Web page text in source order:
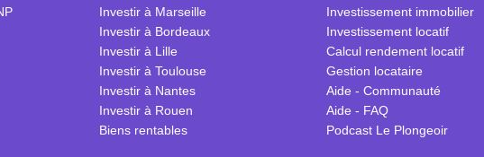
Investir à Marseille
Investir à Bordeaux
Investir à Lille
Investir à Toulouse
Investir à Nantes
Investir à Rouen
Biens rentables
Investissement immobilier
Investissement locatif
Calcul rendement locatif
Gestion locataire
Aide - Communauté
Aide - FAQ
Podcast Le Plongeoir